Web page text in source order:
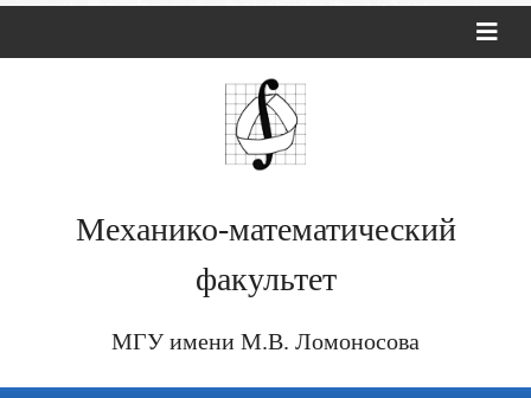
Механико-математический
факультет
МГУ имени М.В. Ломоносова